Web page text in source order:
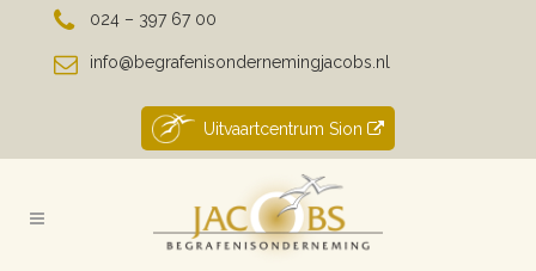
024 – 397 67 00
info@begrafenisondernemingjacobs.nl
Uitvaartcentrum Sion